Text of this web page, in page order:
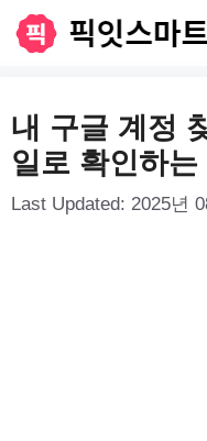
로
건
너
내 구글 계정
일로 확인하는
Last Updated: 2025년